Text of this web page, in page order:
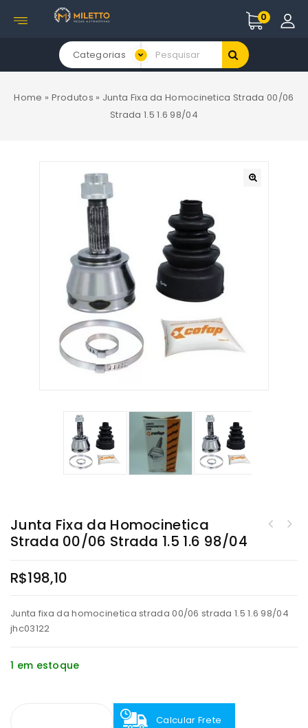
0
Categorias
Home » Produtos » Junta Fixa da Homocinetica Strada 00/06
Strada 1.5 1.6 98/04
Junta Fixa da Homocinetica
Strada 00/06 Strada 1.5 1.6 98/04
R$198,10
Junta fixa da homocinetica strada 00/06 strada 1.5 1.6 98/04
jhc03122
1 em estoque
Calcular Frete